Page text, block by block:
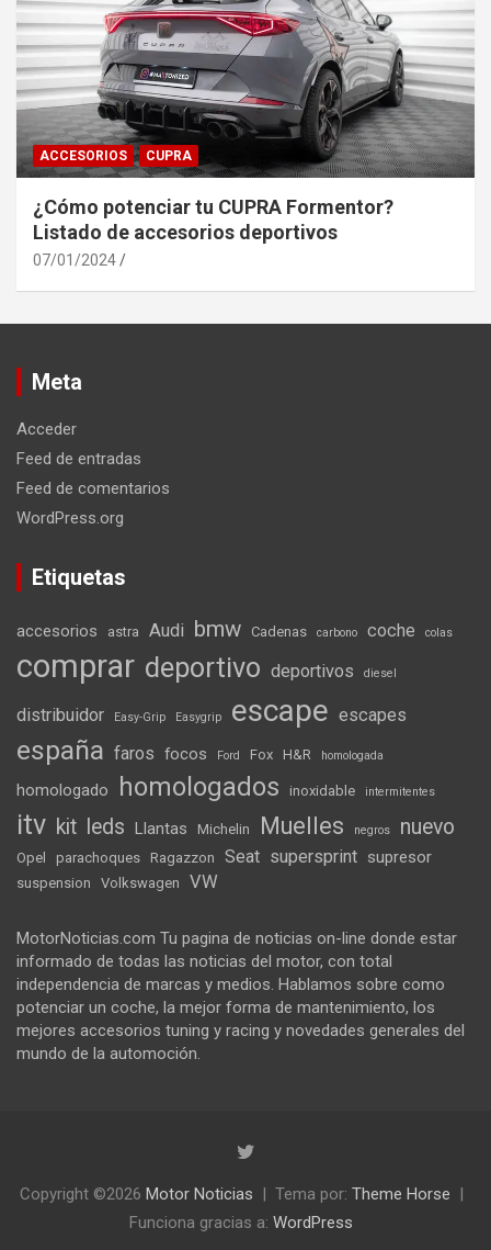
ACCESORIOS CUPRA
¿Cómo potenciar tu CUPRA Formentor?
Listado de accesorios deportivos
07/01/2024
Meta
Acceder
Feed de entradas
Feed de comentarios
WordPress.org
Etiquetas
accesorios astra Audi bmw Cadenas carbono coche colas
comprar deportivo deportivos diesel
distribuidor Easy-Grip Easygrip escape escapes
españa faros focos Ford Fox H&R homologada
homologado homologados inoxidable intermitentes
itv kit leds Llantas Michelin Muelles negros nuevo
Opel parachoques Ragazzon Seat supersprint supresor
suspension Volkswagen VW
MotorNoticias.com Tu pagina de noticias on-line donde estar
informado de todas las noticias del motor, con total
independencia de marcas y medios. Hablamos sobre como
potenciar un coche, la mejor forma de mantenimiento, los
mejores accesorios tuning y racing y novedades generales del
mundo de la automoción.
Copyright ©2026 Motor Noticias Tema por: Theme Horse
Funciona gracias a: WordPress